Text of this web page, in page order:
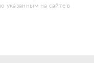
указанным на сайте в